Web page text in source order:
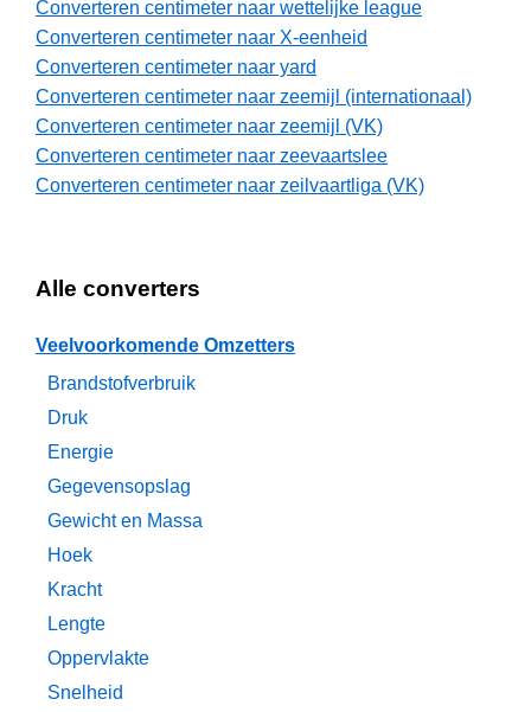
Converteren centimeter naar wettelijke league
Converteren centimeter naar X-eenheid
Converteren centimeter naar yard
Converteren centimeter naar zeemijl (internationaal)
Converteren centimeter naar zeemijl (VK)
Converteren centimeter naar zeevaartslee
Converteren centimeter naar zeilvaartliga (VK)
Alle converters
Veelvoorkomende Omzetters
Brandstofverbruik
Druk
Energie
Gegevensopslag
Gewicht en Massa
Hoek
Kracht
Lengte
Oppervlakte
Snelheid